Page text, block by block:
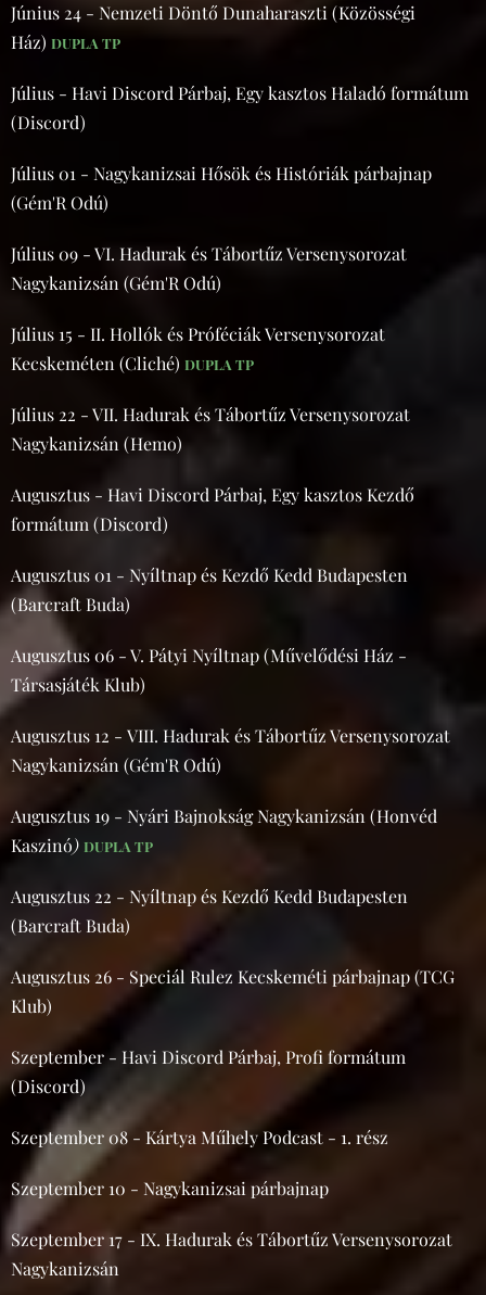
Június 24 - Nemzeti Döntő Dunaharaszti (Közösségi
Ház) DUPLA TP
Július - Havi Discord Párbaj, Egy kasztos Haladó formátum
(Discord)
Július 01 - Nagykanizsai Hősök és Históriák párbajnap
(Gém'R Odú)
Július 09 - VI. Hadurak és Tábortűz Versenysorozat
Nagykanizsán (Gém'R Odú)
Július 15 - II. Hollók és Próféciák Versenysorozat
Kecskeméten (Cliché) DUPLA TP
Július 22 - VII. Hadurak és Tábortűz Versenysorozat
Nagykanizsán (Hemo)
Augusztus - Havi Discord Párbaj, Egy kasztos Kezdő
formátum (Discord)
Augusztus 01 - Nyíltnap és Kezdő Kedd Budapesten
(Barcraft Buda)
Augusztus 06 - V. Pátyi Nyíltnap (Művelődési Ház -
Társasjáték Klub)
Augusztus 12 - VIII. Hadurak és Tábortűz Versenysorozat
Nagykanizsán (Gém'R Odú)
Augusztus 19 - Nyári Bajnokság Nagykanizsán (Honvéd
Kaszinó) DUPLA TP
Augusztus 22 - Nyíltnap és Kezdő Kedd Budapesten
(Barcraft Buda)
Augusztus 26 - Speciál Rulez Kecskeméti párbajnap (TCG
Klub)
Szeptember - Havi Discord Párbaj, Profi formátum
(Discord)
Szeptember 08 - Kártya Műhely Podcast - 1. rész
Szeptember 10 - Nagykanizsai párbajnap
Szeptember 17 - IX. Hadurak és Tábortűz Versenysorozat
Nagykanizsán